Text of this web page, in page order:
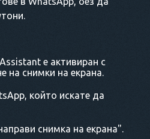
е активиран с
на снимки на екрана.
който искате да
снимка на екрана".